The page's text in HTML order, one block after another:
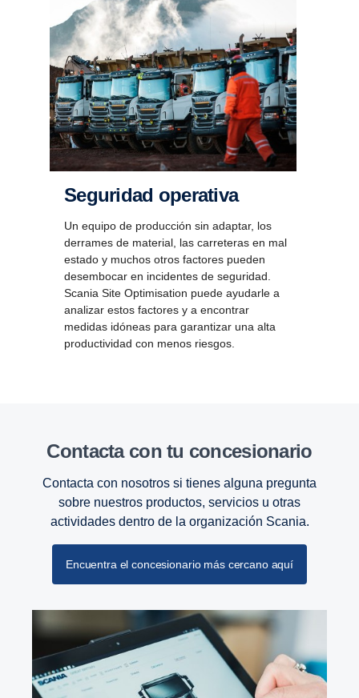
Seguridad opera­tiva
Un equipo de producción sin adaptar, los
derrames de material, las carreteras en mal
estado y muchos otros factores pueden
desembocar en incidentes de seguridad.
Scania Site Optimisation puede ayudarle a
analizar estos factores y a encontrar
medidas idóneas para garantizar una alta
productividad con menos riesgos.
Contacta con tu conce­sio­nario
Contacta con nosotros si tienes alguna pregunta
sobre nuestros productos, servicios u otras
actividades dentro de la organización Scania.
Encuentra el concesionario más cercano aquí